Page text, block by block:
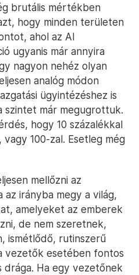
brutális mértékben
hogy minden területen
ahol az AI
ugyanis már annyira
nagyon nehéz olyan
analóg módon
ügyintézéshez is
szintet már megugrottuk.
hogy 10 százalékkal
100-zal. Esetleg még
mellőzni az
irányba megy a világ,
amelyeket az emberek
de nem szeretnek,
ismétlődő, rutinszerű
vezetők esetében fontos
drága. Ha egy vezetőnek